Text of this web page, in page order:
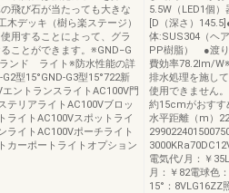
飛び石が当たっても大きな
デッキ（樹ら楽ステージ）
用することによって、グラ
ことができます。※GND−G
ランド ライト※防水性能の詳
型15°GND-G3型15°722新
ントランスライトAC100V門
テリアライトAC100Vブロッ
ライトAC100Vスポットライ
ライトAC100Vポーチライト
カーポートライトオプション
5.5W（LED1個
[D（深さ）
体:SUS304（ヘ
PP樹脂） ●渡り
費効率78.2lm/
排水処理を施し
使用できません
約15cmがおす
水平距離（m）
電気代/月：￥
月：￥82電球色
15°：8VLG16ZZ